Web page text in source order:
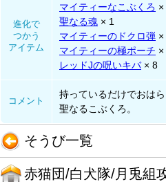
進化で
つかう
アイテム
マイティーなこぶくろ ×
聖なる魂 × 1
マイティーのドクロ弾 ×
マイティーの極ポーチ ×
レッドJの呪いキバ× 8
コメント
持っているだけでおは
聖なるこぶくろ。
そうび一覧
赤猫団/白犬隊/月兎組